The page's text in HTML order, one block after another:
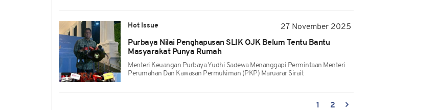
Hot Issue
27 November 2025
Purbaya Nilai Penghapusan SLIK OJK Belum Tentu Bantu
Masyarakat Punya Rumah
Menteri Keuangan Purbaya Yudhi Sadewa Menanggapi Permintaan Menteri
Perumahan Dan Kawasan Permukiman (PKP) Maruarar Sirait
1 2